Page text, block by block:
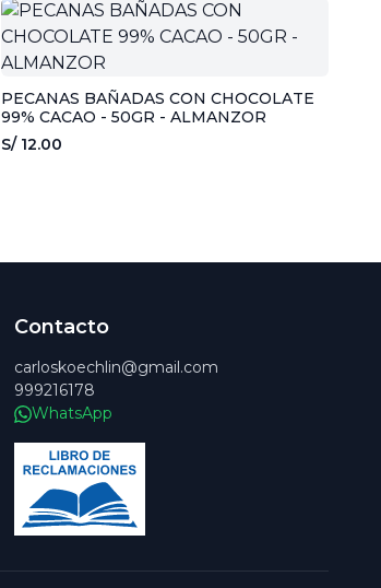
PECANAS BAÑADAS CON CHOCOLATE
99% CACAO - 50GR - ALMANZOR
S/ 12.00
Contacto
carloskoechlin@gmail.com
999216178
WhatsApp